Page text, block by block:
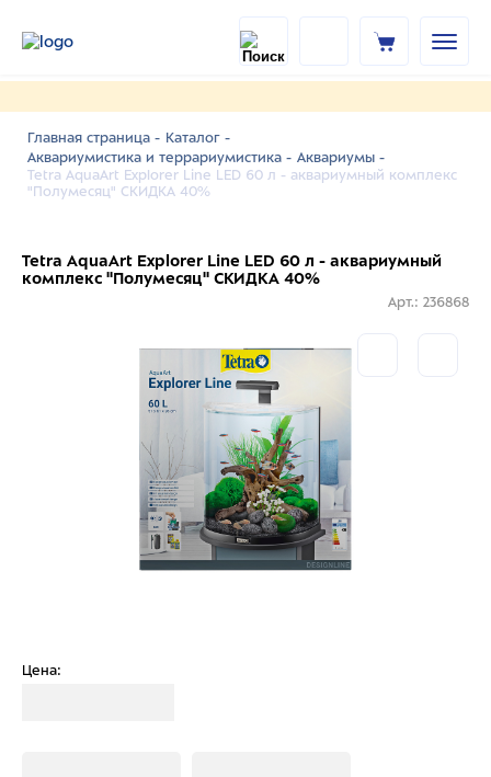
Главная страница - Каталог -
Аквариумистика и террариумистика - Аквариумы -
Tetra AquaArt Explorer Line LED 60 л - аквариумный комплекс
"Полумесяц" СКИДКА 40%
Tetra AquaArt Explorer Line LED 60 л - аквариумный
комплекс "Полумесяц" СКИДКА 40%
Арт.: 236868
Цена: